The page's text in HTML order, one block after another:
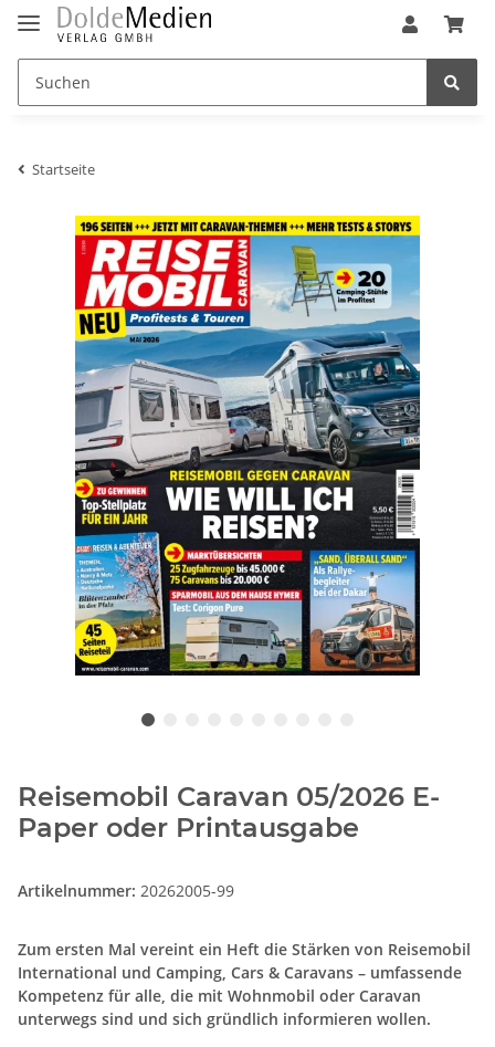
Startseite
Reisemobil Caravan 05/2026 E-
Paper oder Printausgabe
Artikelnummer: 20262005-99
Zum ersten Mal vereint ein Heft die Stärken von Reisemobil
International und Camping, Cars & Caravans – umfassende
Kompetenz für alle, die mit Wohnmobil oder Caravan
unterwegs sind und sich gründlich informieren wollen.